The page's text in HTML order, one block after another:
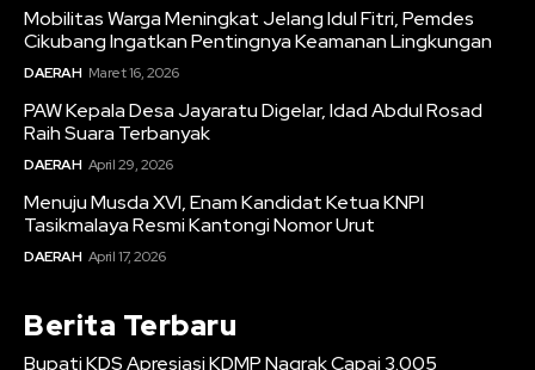
Mobilitas Warga Meningkat Jelang Idul Fitri, Pemdes
Cikubang Ingatkan Pentingnya Keamanan Lingkungan
DAERAH Maret 16, 2026
PAW Kepala Desa Jayaratu Digelar, Idad Abdul Rosad
Raih Suara Terbanyak
DAERAH April 29, 2026
Menuju Musda XVI, Enam Kandidat Ketua KNPI
Tasikmalaya Resmi Kantongi Nomor Urut
DAERAH April 17, 2026
Berita Terbaru
Bupati KDS Apresiasi KDMP Nagrak Capai 3.005